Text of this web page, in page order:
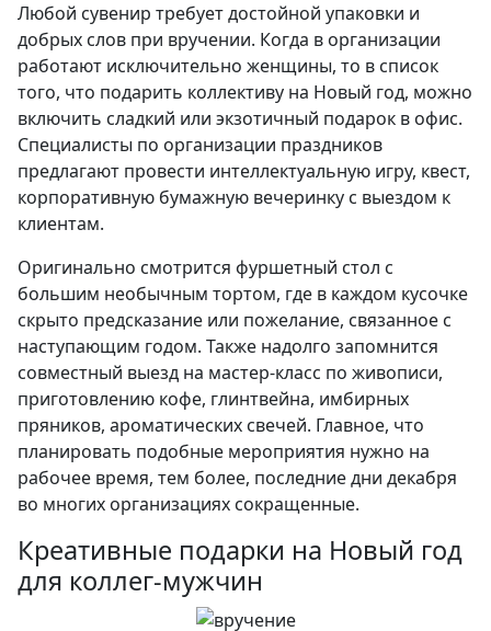
Любой сувенир требует достойной упаковки и
добрых слов при вручении. Когда в организации
работают исключительно женщины, то в список
того, что подарить коллективу на Новый год, можно
включить сладкий или экзотичный подарок в офис.
Специалисты по организации праздников
предлагают провести интеллектуальную игру, квест,
корпоративную бумажную вечеринку с выездом к
клиентам.
Оригинально смотрится фуршетный стол с
большим необычным тортом, где в каждом кусочке
скрыто предсказание или пожелание, связанное с
наступающим годом. Также надолго запомнится
совместный выезд на мастер-класс по живописи,
приготовлению кофе, глинтвейна, имбирных
пряников, ароматических свечей. Главное, что
планировать подобные мероприятия нужно на
рабочее время, тем более, последние дни декабря
во многих организациях сокращенные.
Креативные подарки на Новый год
для коллег-мужчин